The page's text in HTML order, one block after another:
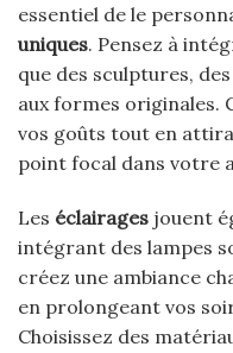
essentiel de le
uniques. Pensez à
que des sculptures,
aux formes originales.
vos goûts tout en
point focal dans votre
Les éclairages jouent
intégrant des lampes
créez une ambiance
en prolongeant vos
Choisissez des